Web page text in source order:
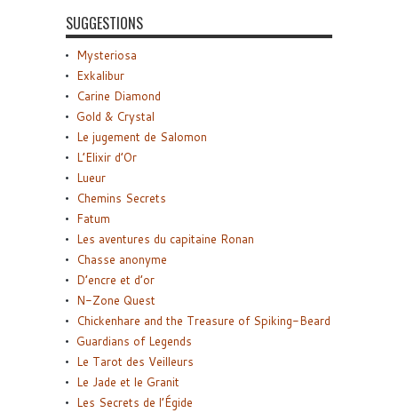
SUGGESTIONS
Mysteriosa
Exkalibur
Carine Diamond
Gold & Crystal
Le jugement de Salomon
L’Elixir d’Or
Lueur
Chemins Secrets
Fatum
Les aventures du capitaine Ronan
Chasse anonyme
D’encre et d’or
N-Zone Quest
Chickenhare and the Treasure of Spiking-Beard
Guardians of Legends
Le Tarot des Veilleurs
Le Jade et le Granit
Les Secrets de l’Égide